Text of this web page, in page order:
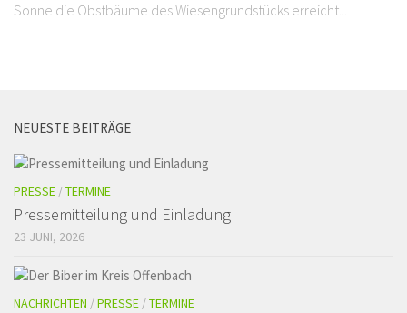
Sonne die Obstbäume des Wiesengrundstücks erreicht...
NEUESTE BEITRÄGE
PRESSE /TERMINE
Pressemitteilung und Einladung
23 JUNI, 2026
NACHRICHTEN /PRESSE /TERMINE